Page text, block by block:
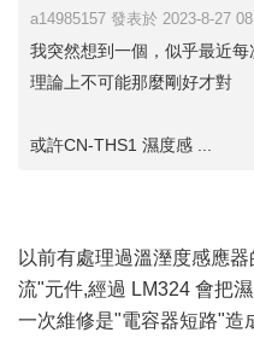
a14985157 發表於 2023-8-27
我突然想到一個，似乎最近每
理論上不可能那麼剛好才對
或許CN-THS1 濕度感 ...
以前有處理過溫溼度感應
流"元件,經過 LM324 會把
一次維修是"電容器短路"造